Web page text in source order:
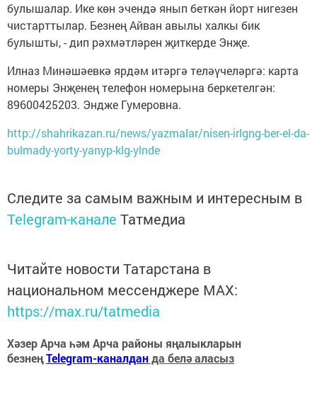
булышалар. Ике көн эчендә янып беткән йорт нигезен
чистарттылар. Безнең Айван авылы халкы бик
булышты, - дип рәхмәтләрен җиткерде Энҗе.
Илназ Минәшәевкә ярдәм итәргә теләүчеләргә: карта
номеры Энҗенең телефон номерына беркетелгән:
89600425203. Эндже Гумеровна.
http://shahrikazan.ru/news/yazmalar/nisen-irlgng-ber-el-da-
bulmady-yorty-yanyp-klg-ylnde
Следите за самым важным и интересным в
Telegram-канале Татмедиа
Читайте новости Татарстана в
национальном мессенджере MАХ:
https://max.ru/tatmedia
Хәзер Арча һәм Арча районы яңалыкларын
безнеңTelegram-каналданда белә аласыз